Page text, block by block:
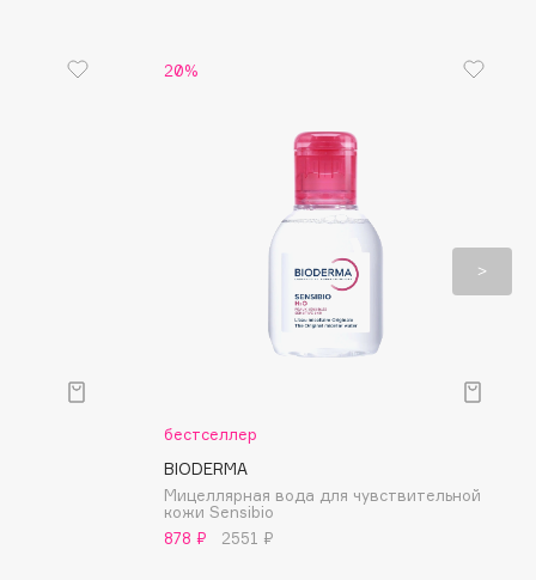
20%
бестселлер
BIODERMA
Мицеллярная вода для чувствительной
кожи Sensibio
878 ₽
2551 ₽